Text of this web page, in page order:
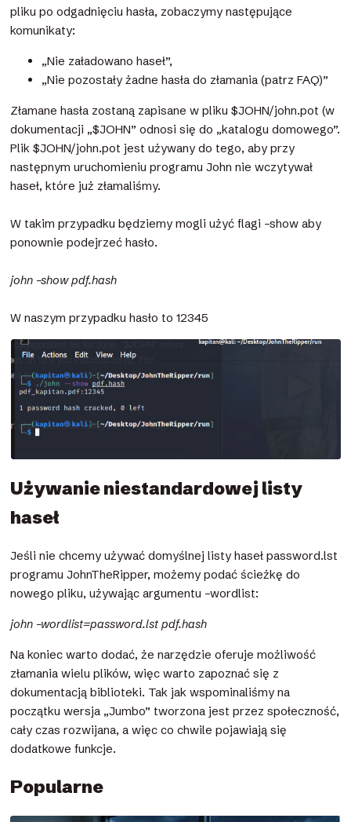
pliku po odgadnięciu hasła, zobaczymy następujące
komunikaty:
„Nie załadowano haseł”,
„Nie pozostały żadne hasła do złamania (patrz FAQ)”
Złamane hasła zostaną zapisane w pliku $JOHN/john.pot (w
dokumentacji „$JOHN” odnosi się do „katalogu domowego”.
Plik $JOHN/john.pot jest używany do tego, aby przy
następnym uruchomieniu programu John nie wczytywał
haseł, które już złamaliśmy.
W takim przypadku będziemy mogli użyć flagi –show aby
ponownie podejrzeć hasło.
john –show pdf.hash
W naszym przypadku hasło to 12345
Używanie niestandardowej listy
haseł
Jeśli nie chcemy używać domyślnej listy haseł password.lst
programu JohnTheRipper, możemy podać ścieżkę do
nowego pliku, używając argumentu –wordlist:
john –wordlist=password.lst pdf.hash
Na koniec warto dodać, że narzędzie oferuje możliwość
złamania wielu plików, więc warto zapoznać się z
dokumentacją biblioteki. Tak jak wspominaliśmy na
początku wersja „Jumbo” tworzona jest przez społeczność,
cały czas rozwijana, a więc co chwile pojawiają się
dodatkowe funkcje.
Popularne